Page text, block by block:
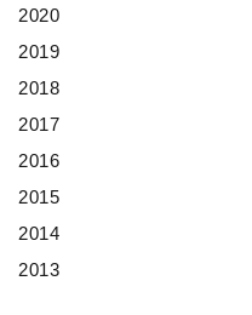
2020
2019
2018
2017
2016
2015
2014
2013